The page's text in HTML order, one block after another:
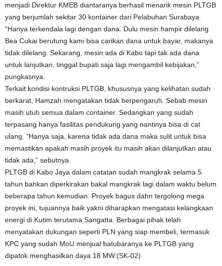
menjadi Direktur KMEB diantaranya berhasil menarik mesin PLTGB
yang berjumlah sekitar 30 kontainer dari Pelabuhan Surabaya.
“Hanya terkendala lagi dengan dana. Dulu mesin hampir dilelang
Bea Cukai berutung kami bisa carikan dana untuk bayar, makanya
tidak dilelang. Sekarang, mesin ada di Kabo tapi tak ada dana
untuk lanjutkan, tinggal bupati saja lagi mengambil kebijakan,”
pungkasnya.
Terkait kondisi kontruksi PLTGB, khususnya yang kelihatan sudah
berkarat, Hamzah mengatakan tidak berpengaruh. Sebab mesin
masih utuh semua dalam container. Sedangkan yang sudah
terpasang hanya fasilitas pendukung yang nantinya bisa di cat
ulang. “Hanya saja, karena tidak ada dana maka sulit untuk bisa
memastikan apakah masih proyek itu masih akan dilanjutkan atau
tidak ada,” sebutnya.
PLTGB di Kabo Jaya dalam catatan sudah mangkrak selama 5
tahun bahkan diperkirakan bakal mangkrak lagi dalam waktu belum
beberapa tahun kemudian. Proyek bagus dahn tergolong mega
proyek ini, tujuannya baik yakni diharapkan mengatasi kelangkaan
energi di Kutim terutama Sangatta. Berbagai pihak telah
menyatakan dukungan seperti PLN yang siap membeli, termasuk
KPC yang sudah MoU menjual batubaranya ke PLTGB yang
dipatok menghasilkan daya 18 MW.(SK-02)